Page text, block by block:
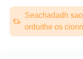
Seachadadh
orduithe os